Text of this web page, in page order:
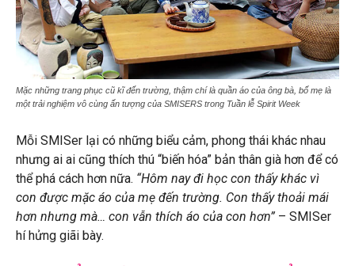
Mặc những trang phục cũ kĩ đến trường, thậm chí là quần áo của ông bà, bố mẹ là
một trải nghiệm vô cùng ấn tượng của SMISERS trong Tuần lễ Spirit Week
Mỗi SMISer lại có những biểu cảm, phong thái khác nhau
nhưng ai ai cũng thích thú “biến hóa” bản thân già hơn để có
thể phá cách hơn nữa. “Hôm nay đi học con thấy khác vì
con được mặc áo của mẹ đến trường. Con thấy thoải mái
hơn nhưng mà… con vẫn thích áo của con hơn” – SMISer
hí hửng giãi bày.